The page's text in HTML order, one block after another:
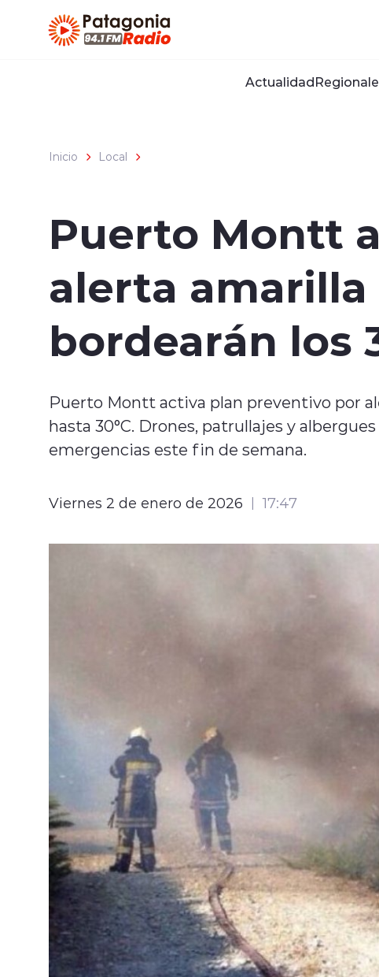
Actualidad
Inicio Local
Puerto Montt
alerta
bordearán los
Puerto Montt activa plan preventivo por
hasta 30°C. Drones, patrullajes y
emergencias este fin de semana.
Viernes 2 de enero de 2026 17:47